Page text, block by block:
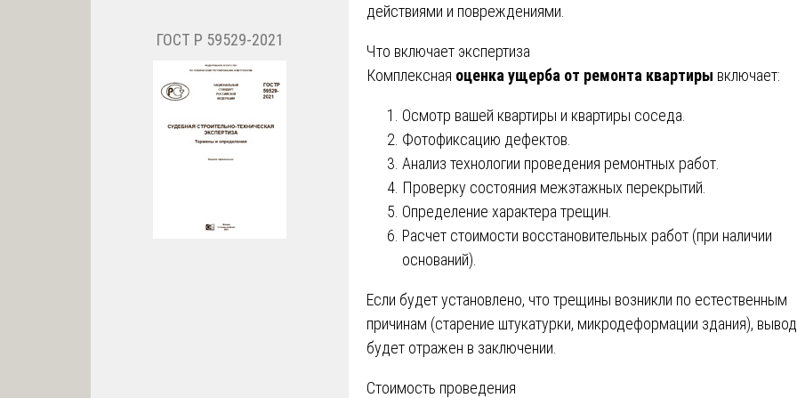
действиями и повреждениями.
Что включает экспертиза
Комплексная оценка ущерба от ремонта квартиры включает:
Осмотр вашей квартиры и квартиры соседа.
Фотофиксацию дефектов.
Анализ технологии проведения ремонтных работ.
Проверку состояния межэтажных перекрытий.
Определение характера трещин.
Расчет стоимости восстановительных работ (при наличии
оснований).
Если будет установлено, что трещины возникли по естественным
причинам (старение штукатурки, микродеформации здания), вывод
будет отражен в заключении.
Стоимость проведения
ГОСТ Р 59529-2021